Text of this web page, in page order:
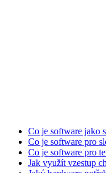
Co je software jako
Co je software pro
Co je software pro
Jak využít vzestup